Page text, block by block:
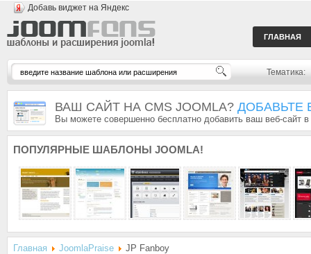
Добавь виджет на Яндекс
ГЛАВНАЯ
Тематика:
ВАШ САЙТ НА CMS JOOMLA? ДОБАВЬТЕ
Вы можете совершенно бесплатно добавить ваш веб-сайт
ПОПУЛЯРНЫЕ ШАБЛОНЫ JOOMLA!
Главная JoomlaPraise JP Fanboy